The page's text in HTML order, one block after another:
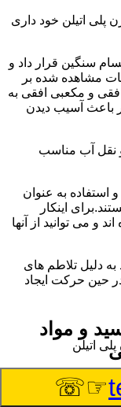
پلی اتیلن خود داری
سنگین قرار داد و
مشاهده شده بر
و مکعبی افقی به
باعث آسیب دیدن
نقل آب مناسب
استفاده به عنوان
اینکار
و می توانید از آنها
به دلیل تلاطم های
حین حرکت ایجاد
و مواد
ای تولید شوند که
اسیدها مقاومت
اتیلن
☞☏